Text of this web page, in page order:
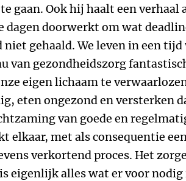
gaan. Ook hij haalt een verhaal
dagen doorwerkt om wat
niet gehaald. We leven in een
van gezondheidszorg
eigen lichaam te
eten ongezond en versterken
van goede en
elkaar, met als consequentie
verkortend proces. Het
eigenlijk alles wat er voor nodig